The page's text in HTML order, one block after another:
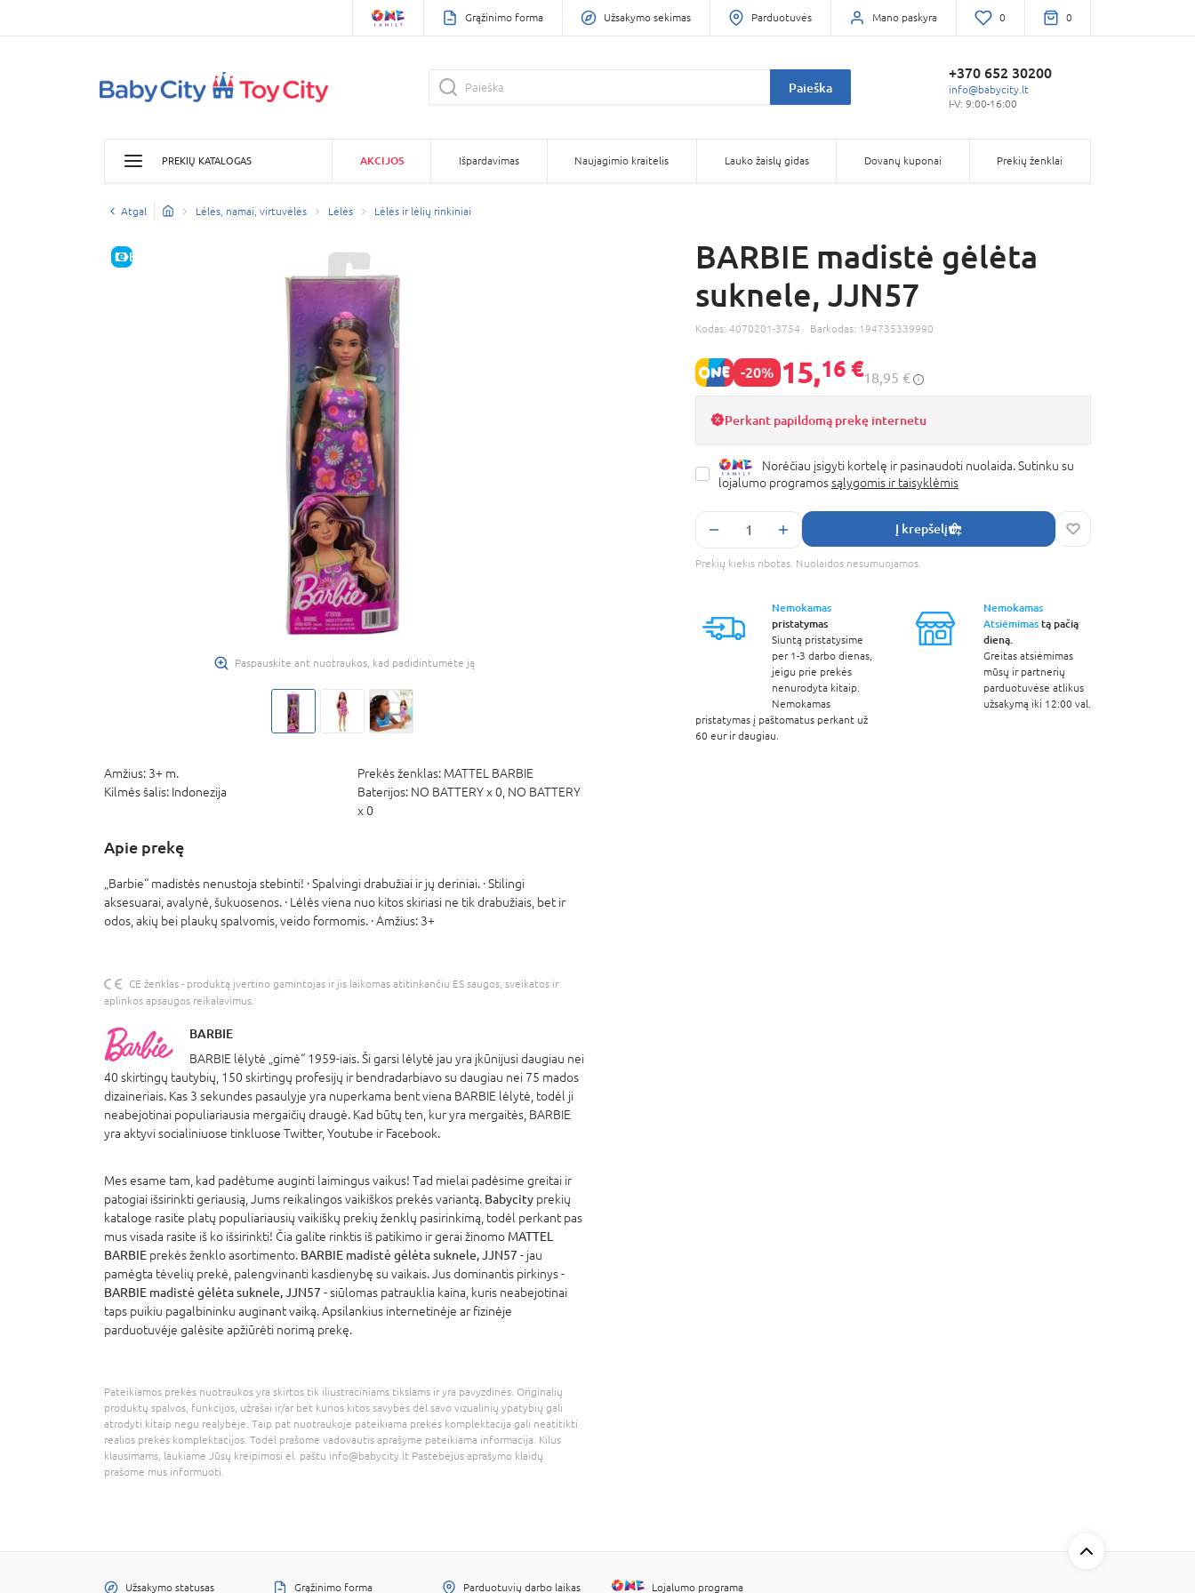
Grąžinimo forma Užsakymo sekimas Parduotuvės Mano paskyra 0 0
Paieška
+370 652 30200
info@babycity.lt
I-V: 9:00-16:00
PREKIŲ KATALOGAS AKCIJOS Išpardavimas Naujagimio kraitelis Lauko žaislų gidas Dovanų kuponai Prekių ženklai
Atgal Lėlės, namai, virtuvėlės Lėlės Lėlės ir lėlių rinkiniai
E-KAINA
Paspauskite ant nuotraukos, kad padidintumėte ją
Amžius: 3+ m. Prekės ženklas: MATTEL BARBIE
Kilmės šalis: Indonezija Baterijos: NO BATTERY x 0, NO BATTERY
x 0
Apie prekę
„Barbie“ madistės nenustoja stebinti! · Spalvingi drabužiai ir jų deriniai. · Stilingi
aksesuarai, avalynė, šukuosenos. · Lėlės viena nuo kitos skiriasi ne tik drabužiais, bet ir
odos, akių bei plaukų spalvomis, veido formomis. · Amžius: 3+
CE ženklas - produktą įvertino gamintojas ir jis laikomas atitinkančiu ES saugos, sveikatos ir
aplinkos apsaugos reikalavimus.
BARBIE
BARBIE lėlytė „gimė“ 1959-iais. Ši garsi lėlytė jau yra įkūnijusi daugiau nei
40 skirtingų tautybių, 150 skirtingų profesijų ir bendradarbiavo su daugiau nei 75 mados
dizaineriais. Kas 3 sekundes pasaulyje yra nuperkama bent viena BARBIE lėlytė, todėl ji
neabejotinai populiariausia mergaičių draugė. Kad būtų ten, kur yra mergaitės, BARBIE
yra aktyvi socialiniuose tinkluose Twitter, Youtube ir Facebook.
Mes esame tam, kad padėtume auginti laimingus vaikus! Tad mielai padėsime greitai ir
patogiai išsirinkti geriausią, Jums reikalingos vaikiškos prekės variantą. Babycity prekių
kataloge rasite platų populiariausių vaikiškų prekių ženklų pasirinkimą, todėl perkant pas
mus visada rasite iš ko išsirinkti! Čia galite rinktis iš patikimo ir gerai žinomo MATTEL
BARBIE prekės ženklo asortimento. BARBIE madistė gėlėta suknele, JJN57 - jau
pamėgta tėvelių prekė, palengvinanti kasdienybę su vaikais. Jus dominantis pirkinys -
BARBIE madistė gėlėta suknele, JJN57 - siūlomas patrauklia kaina, kuris neabejotinai
taps puikiu pagalbininku auginant vaiką. Apsilankius internetinėje ar fizinėje
parduotuvėje galėsite apžiūrėti norimą prekę.
Pateikiamos prekės nuotraukos yra skirtos tik iliustraciniams tikslams ir yra pavyzdinės. Originalių
produktų spalvos, funkcijos, užrašai ir/ar bet kurios kitos savybės dėl savo vizualinių ypatybių gali
atrodyti kitaip negu realybėje. Taip pat nuotraukoje pateikiama prekės komplektacija gali neatitikti
realios prekės komplektacijos. Todėl prašome vadovautis aprašyme pateikiama informacija. Kilus
klausimams, laukiame Jūsų kreipimosi el. paštu info@babycity.lt Pastebėjus aprašymo klaidų
prašome mus informuoti.
BARBIE madistė gėlėta
suknele, JJN57
Kodas: 4070201-3754 Barkodas: 194735339990
-20% 15,16 €18,95 €
Perkant papildomą prekę internetu
Norėčiau įsigyti kortelę ir pasinaudoti nuolaida. Sutinku su
lojalumo programossąlygomis ir taisyklėmis
Į krepšelį
Prekių kiekis ribotas. Nuolaidos nesumuojamos.
Nemokamas
pristatymas
Siuntą pristatysime
per 1-3 darbo dienas,
jeigu prie prekės
nenurodyta kitaip.
Nemokamas
pristatymas į paštomatus perkant už
60 eur ir daugiau.
Nemokamas
Atsiėmimastą pačią
dieną.
Greitas atsiėmimas
mūsų ir partnerių
parduotuvėse atlikus
užsakymą iki 12:00 val.
Užsakymo statusas Grąžinimo forma Parduotuvių darbo laikas Lojalumo programa